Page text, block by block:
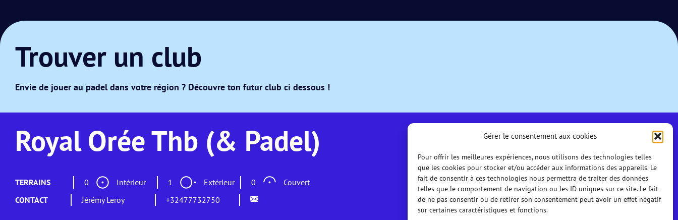
Gérer le consentement aux cookies
Pour offrir les meilleures expériences, nous utilisons des technologies telles
que les cookies pour stocker et/ou accéder aux informations des appareils. Le
fait de consentir à ces technologies nous permettra de traiter des données
telles que le comportement de navigation ou les ID uniques sur ce site. Le fait
de ne pas consentir ou de retirer son consentement peut avoir un effet négatif
sur certaines caractéristiques et fonctions.
Trouver un club
Envie de jouer au padel dans votre région ? Découvre ton futur club ci dessous !
Royal Orée Thb (& Padel)
TERRAINS 0 Intérieur 1 Extérieur 0
Couvert
CONTACT
Jérémy Leroy +32477732750